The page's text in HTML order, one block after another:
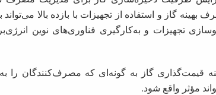
گاز و استفاده از تجهیزات با بازده بالا
تجهیزات و به‌کارگیری فناوری‌های نوین انرژی‌بر
گاز به گونه‌ای که مصرف‌کنندگان را به
مؤثر واقع شود.